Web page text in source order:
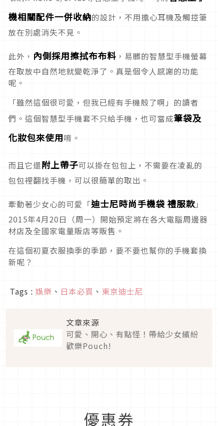
機相關配件一併收納的設計，不用擔心耳機及觸控筆
放在別處消失不見。
此外， 內側採用擦拭布布料 ，易髒的智慧型手機螢幕
在取放中自然地就變乾淨了。真是個令人感謝的功能
呢。
「雖然這個很可愛，但我已經有手機殼了啊」的讀者
們。這個智慧型手機套不只給手機，也可當成筆袋及
化妝包來使用唷。
而且它還附上帶子可以掛在包包上，不需要在凌亂的
包包裡翻找手機，可以很簡單的取出。
牽動著少女心的可愛「迪士尼時尚手機袋 禮服款」
2015年4月20日（周一）開始預定將在各大電腦周邊器
材店及全國家電量販店等販售。
在這個初夏衣服換季的季節，要不要也幫你的手機套換
新呢？
Tags : 娛樂 、 日本必買 、 東京迪士尼
文章來源
可愛、開心、有點怪！帶給少女繽紛
歡樂Pouch!
優惠券